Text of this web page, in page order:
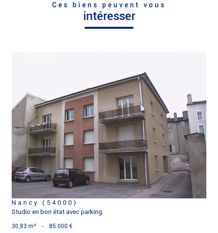
Ces biens peuvent vous
intéresser
voir le bien
Nancy (54000)
Studio en bon état avec parking
30,83 m² - 85 000 €